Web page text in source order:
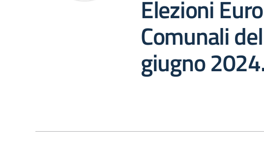
Elezioni
Comunali
giugno